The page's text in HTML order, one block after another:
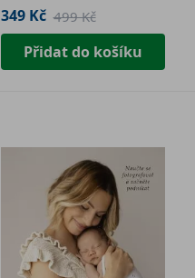
349 Kč 499 Kč
Přidat do košíku